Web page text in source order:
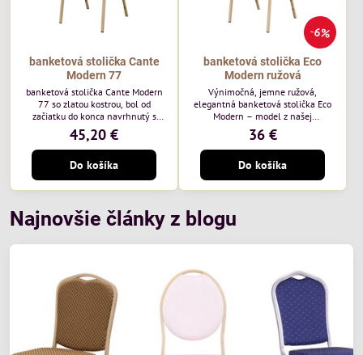
banketová stolička Cante
Modern 77
banketová stolička Cante Modern
77 so zlatou kostrou, bol od
začiatku do konca navrhnutý s
ohľadom na elegantné a
sofistikované priestory pre
pohostinstvá. Má zlatý rám a
čalúnenie Moss 07 od poľskej
značky Davis – béžová farba s
mäkkým povrchom je ideálna do
kombinuje klasický dizajn s
modernou funkčnosťou. Je odolná,
45,20 €
Do košíka
6%
banketová stolička Eco
Modern ružová
Výnimočná, jemne ružová,
elegantná banketová stolička Eco
Modern – model z našej
ekonomicky výhodnej rady. Táto
nová verzia je ešte lepšie
prispôsobená potrebám moderných
pohostinských priestorov, ako sú
hotely a reštaurácie. Medzi jej
charakteristické znaky patrí
gramážou 210 g/m2, odolný
oceľový rám, stohovateľný až 19
36 €
Do košíka
Najnovšie články z blogu